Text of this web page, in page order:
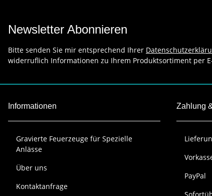
Newsletter Abonnieren
Bitte senden Sie mir entsprechend Ihrer
widerruflich Informationen zu Ihrem Produktsortiment per
Informationen
Gravierte Feuerzeuge für Spezielle
Anlässe
Über uns
Kontaktanfrage
Zahlung
PayPal